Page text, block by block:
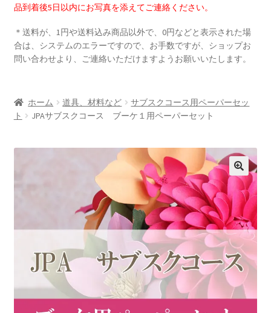
ブログ
JPA会員の皆様へ
Oversea customers
品到着後5日以内にお写真を添えてご連絡ください。
＊送料が、1円や送料込み商品以外で、0円などと表示された場
合は、システムのエラーですので、お手数ですが、ショップお
問い合わせより、ご連絡いただけますようお願いいたします。
ホーム 道具、材料など
サブスクコース用ペーパーセッ
ト
JPAサブスクコース ブーケ１用ペーパーセット